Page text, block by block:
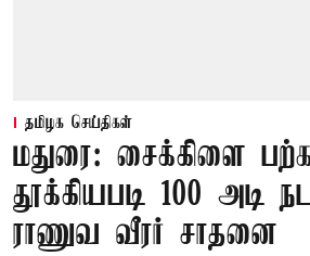
தமிழக செய்திகள்
மதுரை: சைக்கிளை
தூக்கியபடி 100 அடி
ராணுவ வீரர் சாதனை